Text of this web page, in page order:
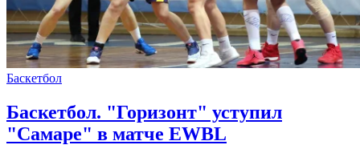
Баскетбол
Баскетбол. "Горизонт" уступил
"Самаре" в матче EWBL